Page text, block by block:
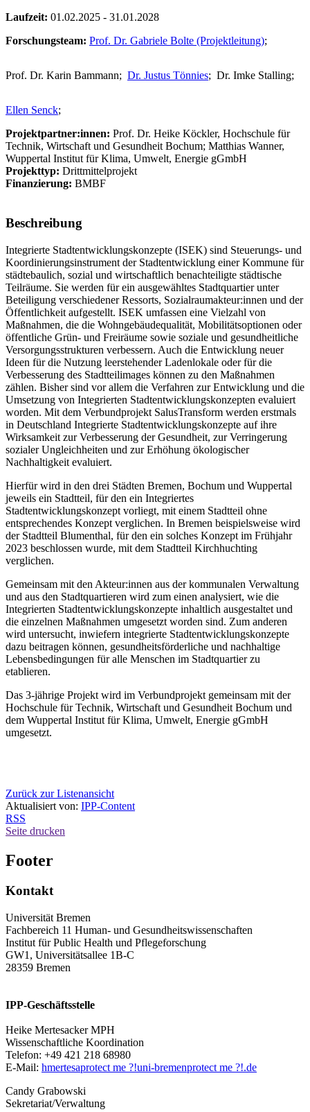
Laufzeit: 01.02.2025 - 31.01.2028
Forschungsteam: Prof. Dr. Gabriele Bolte (Projektleitung);
Prof. Dr. Karin Bammann; Dr. Justus Tönnies; Dr. Imke Stalling;
Ellen Senck;
Projektpartner:innen: Prof. Dr. Heike Köckler, Hochschule für
Technik, Wirtschaft und Gesundheit Bochum; Matthias Wanner,
Wuppertal Institut für Klima, Umwelt, Energie gGmbH
Projekttyp: Drittmittelprojekt
Finanzierung: BMBF
Beschreibung
Integrierte Stadtentwicklungskonzepte (ISEK) sind Steuerungs- und
Koordinierungsinstrument der Stadtentwicklung einer Kommune für
städtebaulich, sozial und wirtschaftlich benachteiligte städtische
Teilräume. Sie werden für ein ausgewähltes Stadtquartier unter
Beteiligung verschiedener Ressorts, Sozialraumakteur:innen und der
Öffentlichkeit aufgestellt. ISEK umfassen eine Vielzahl von
Maßnahmen, die die Wohngebäudequalität, Mobilitätsoptionen oder
öffentliche Grün- und Freiräume sowie soziale und gesundheitliche
Versorgungsstrukturen verbessern. Auch die Entwicklung neuer
Ideen für die Nutzung leerstehender Ladenlokale oder für die
Verbesserung des Stadtteilimages können zu den Maßnahmen
zählen. Bisher sind vor allem die Verfahren zur Entwicklung und die
Umsetzung von Integrierten Stadtentwicklungskonzepten evaluiert
worden. Mit dem Verbundprojekt SalusTransform werden erstmals
in Deutschland Integrierte Stadtentwicklungskonzepte auf ihre
Wirksamkeit zur Verbesserung der Gesundheit, zur Verringerung
sozialer Ungleichheiten und zur Erhöhung ökologischer
Nachhaltigkeit evaluiert.
Hierfür wird in den drei Städten Bremen, Bochum und Wuppertal
jeweils ein Stadtteil, für den ein Integriertes
Stadtentwicklungskonzept vorliegt, mit einem Stadtteil ohne
entsprechendes Konzept verglichen. In Bremen beispielsweise wird
der Stadtteil Blumenthal, für den ein solches Konzept im Frühjahr
2023 beschlossen wurde, mit dem Stadtteil Kirchhuchting
verglichen.
Gemeinsam mit den Akteur:innen aus der kommunalen Verwaltung
und aus den Stadtquartieren wird zum einen analysiert, wie die
Integrierten Stadtentwicklungskonzepte inhaltlich ausgestaltet und
die einzelnen Maßnahmen umgesetzt worden sind. Zum anderen
wird untersucht, inwiefern integrierte Stadtentwicklungskonzepte
dazu beitragen können, gesundheitsförderliche und nachhaltige
Lebensbedingungen für alle Menschen im Stadtquartier zu
etablieren.
Das 3-jährige Projekt wird im Verbundprojekt gemeinsam mit der
Hochschule für Technik, Wirtschaft und Gesundheit Bochum und
dem Wuppertal Institut für Klima, Umwelt, Energie gGmbH
umgesetzt.
Zurück zur Listenansicht
Aktualisiert von: IPP-Content
RSS
Seite drucken
Footer
Kontakt
Universität Bremen
Fachbereich 11 Human- und Gesundheitswissenschaften
Institut für Public Health und Pflegeforschung
GW1, Universitätsallee 1B-C
28359 Bremen
IPP-Geschäftsstelle
Heike Mertesacker MPH
Wissenschaftliche Koordination
Telefon: +49 421 218 68980
E-Mail: hmertesaprotect me ?!uni-bremenprotect me ?!.de
Candy Grabowski
Sekretariat/Verwaltung